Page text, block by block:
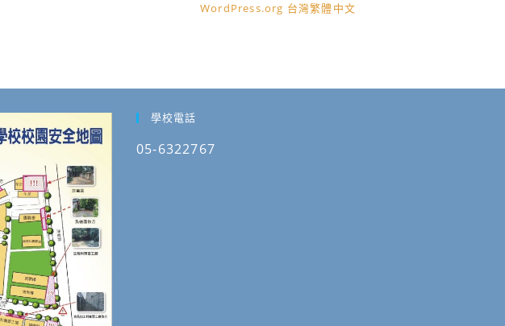
WordPress.org 台灣繁體中文
學校電話
05-6322767